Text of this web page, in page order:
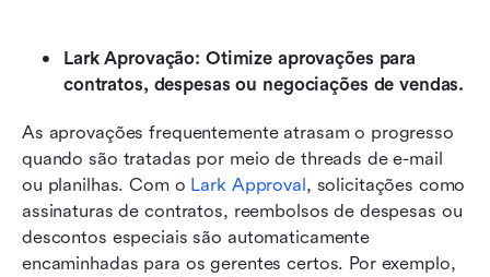
Lark Aprovação: Otimize aprovações para
contratos, despesas ou negociações de vendas.
As aprovações frequentemente atrasam o progresso
quando são tratadas por meio de threads de e-mail
ou planilhas. Com o Lark Approval, solicitações como
assinaturas de contratos, reembolsos de despesas ou
descontos especiais são automaticamente
encaminhadas para os gerentes certos. Por exemplo,